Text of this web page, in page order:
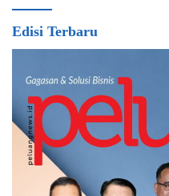
Edisi Terbaru